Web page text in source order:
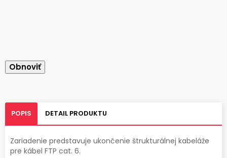
POPIS DETAIL PRODUKTU
Zariadenie predstavuje ukončenie štrukturálnej kabeláže
pre kábel FTP cat. 6.